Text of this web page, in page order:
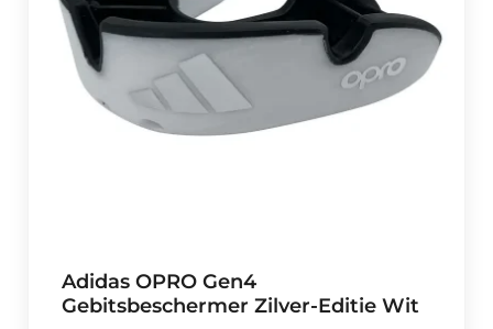
Adidas OPRO Gen4
Gebitsbeschermer Zilver-Editie Wit